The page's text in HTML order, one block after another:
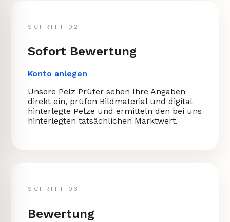
SCHRITT 02
Sofort Bewertung
Konto anlegen
Unsere Pelz Prüfer sehen Ihre Angaben
direkt ein, prüfen Bildmaterial und digital
hinterlegte Pelze und ermitteln den bei uns
hinterlegten tatsächlichen Marktwert.
SCHRITT 03
Bewertung